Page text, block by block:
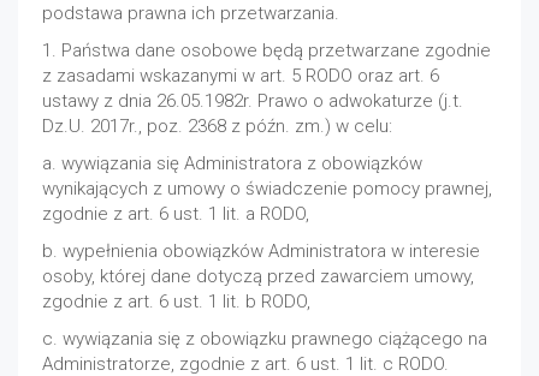
podstawa prawna ich przetwarzania.
1. Państwa dane osobowe będą przetwarzane zgodnie
z zasadami wskazanymi w art. 5 RODO oraz art. 6
ustawy z dnia 26.05.1982r. Prawo o adwokaturze (j.t.
Dz.U. 2017r., poz. 2368 z późn. zm.) w celu:
a. wywiązania się Administratora z obowiązków
wynikających z umowy o świadczenie pomocy prawnej,
zgodnie z art. 6 ust. 1 lit. a RODO,
b. wypełnienia obowiązków Administratora w interesie
osoby, której dane dotyczą przed zawarciem umowy,
zgodnie z art. 6 ust. 1 lit. b RODO,
c. wywiązania się z obowiązku prawnego ciążącego na
Administratorze, zgodnie z art. 6 ust. 1 lit. c RODO.